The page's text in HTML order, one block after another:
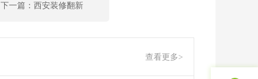
下一篇：西安装修翻新
查看更多>